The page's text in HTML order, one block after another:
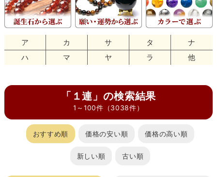
ア カ サ タ
ナ
ハ
マ ヤ ラ 他
「１連」の検索結果
1～100件（3038件）
おすすめ順 価格の安い順 価格の高い順
新しい順 古い順